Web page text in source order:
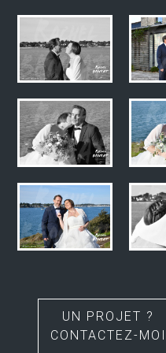
UN PROJET ?
CONTACTEZ-MOI